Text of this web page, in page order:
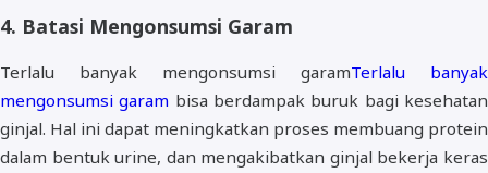
4. Batasi Mengonsumsi Garam
Terlalu banyak mengonsumsi garamTerlalu banyak
mengonsumsi garam bisa berdampak buruk bagi kesehatan
ginjal. Hal ini dapat meningkatkan proses membuang protein
dalam bentuk urine, dan mengakibatkan ginjal bekerja keras